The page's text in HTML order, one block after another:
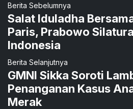
Berita Sebelumnya
Salat Iduladha
Paris, Prabowo
Indonesia
Berita Selanjutnya
GMNI Sikka Soroti
Penanganan Kasus
Merak